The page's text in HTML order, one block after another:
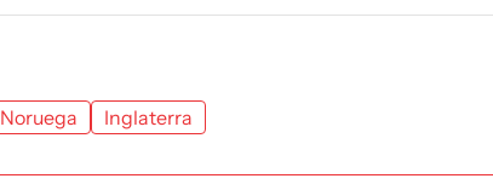
Noruega Inglaterra